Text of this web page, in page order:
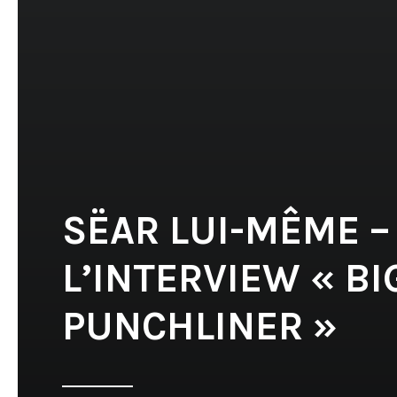
SËAR LUI-MÊME –
L’INTERVIEW «
PUNCHLINER »